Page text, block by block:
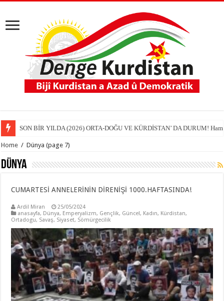
SON BİR YILDA (2026) ORTA-DOĞU VE KÜRDİSTAN’ DA DURUM!
Home / Dünya (page 7)
Dünya
CUMARTESİ ANNELERİNİN DİRENİŞİ 1000.HAFTASINDA!
Ardil Miran
25/05/2024
anasayfa, Dünya, Emperyalizm, Gençlik, Güncel, Kadın, Kürdistan,
Ortadogu, Savaş, Siyaset, Sömürgecilik